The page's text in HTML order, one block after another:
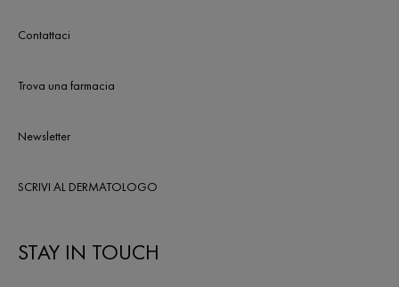
Contattaci
Trova una farmacia
Newsletter
SCRIVI AL DERMATOLOGO
STAY IN TOUCH